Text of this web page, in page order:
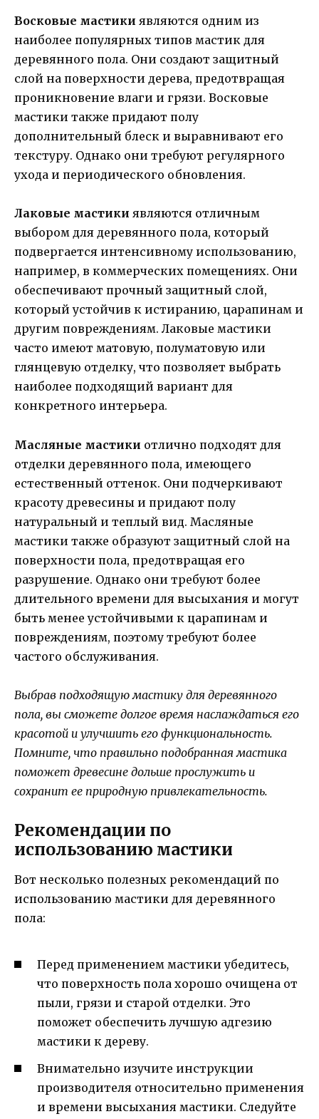
Восковые мастики являются одним из
наиболее популярных типов мастик для
деревянного пола. Они создают защитный
слой на поверхности дерева, предотвращая
проникновение влаги и грязи. Восковые
мастики также придают полу
дополнительный блеск и выравнивают его
текстуру. Однако они требуют регулярного
ухода и периодического обновления.
Лаковые мастики являются отличным
выбором для деревянного пола, который
подвергается интенсивному использованию,
например, в коммерческих помещениях. Они
обеспечивают прочный защитный слой,
который устойчив к истиранию, царапинам и
другим повреждениям. Лаковые мастики
часто имеют матовую, полуматовую или
глянцевую отделку, что позволяет выбрать
наиболее подходящий вариант для
конкретного интерьера.
Масляные мастики отлично подходят для
отделки деревянного пола, имеющего
естественный оттенок. Они подчеркивают
красоту древесины и придают полу
натуральный и теплый вид. Масляные
мастики также образуют защитный слой на
поверхности пола, предотвращая его
разрушение. Однако они требуют более
длительного времени для высыхания и могут
быть менее устойчивыми к царапинам и
повреждениям, поэтому требуют более
частого обслуживания.
Выбрав подходящую мастику для деревянного
пола, вы сможете долгое время наслаждаться его
красотой и улучшить его функциональность.
Помните, что правильно подобранная мастика
поможет древесине дольше прослужить и
сохранит ее природную привлекательность.
Рекомендации по
использованию мастики
Вот несколько полезных рекомендаций по
использованию мастики для деревянного
пола:
Перед применением мастики убедитесь,
что поверхность пола хорошо очищена от
пыли, грязи и старой отделки. Это
поможет обеспечить лучшую адгезию
мастики к дереву.
Внимательно изучите инструкции
производителя относительно применения
и времени высыхания мастики. Следуйте